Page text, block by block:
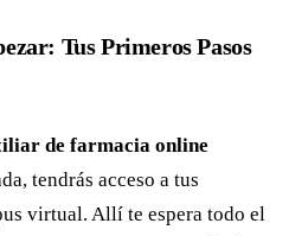
Tus Primeros Pasos
de farmacia online
tendrás acceso a tus
virtual. Allí te espera todo el